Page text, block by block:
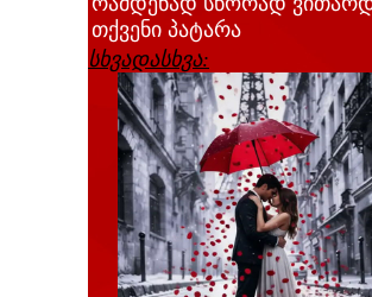
თქვენი პატარა
სხვადასხვა: